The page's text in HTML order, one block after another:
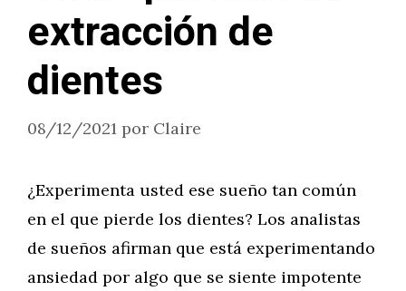
extracción de
dientes
08/12/2021 por Claire
¿Experimenta usted ese sueño tan común
en el que pierde los dientes? Los analistas
de sueños afirman que está experimentando
ansiedad por algo que se siente impotente